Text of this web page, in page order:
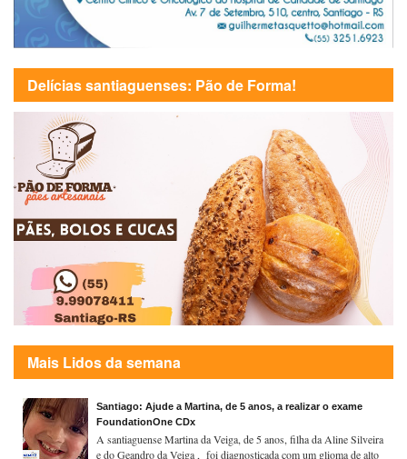
Delícias santiaguenses: Pão de Forma!
Mais Lidos da semana
Santiago: Ajude a Martina, de 5 anos, a realizar o exame
FoundationOne CDx
A santiaguense Martina da Veiga, de 5 anos, filha da Aline Silveira
e do Geandro da Veiga , foi diagnosticada com um glioma de alto